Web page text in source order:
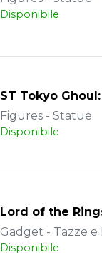
Disponibile
ST Tokyo
Figures - Statue
Disponibile
Lord of the
Gadget - Tazze e
Disponibile